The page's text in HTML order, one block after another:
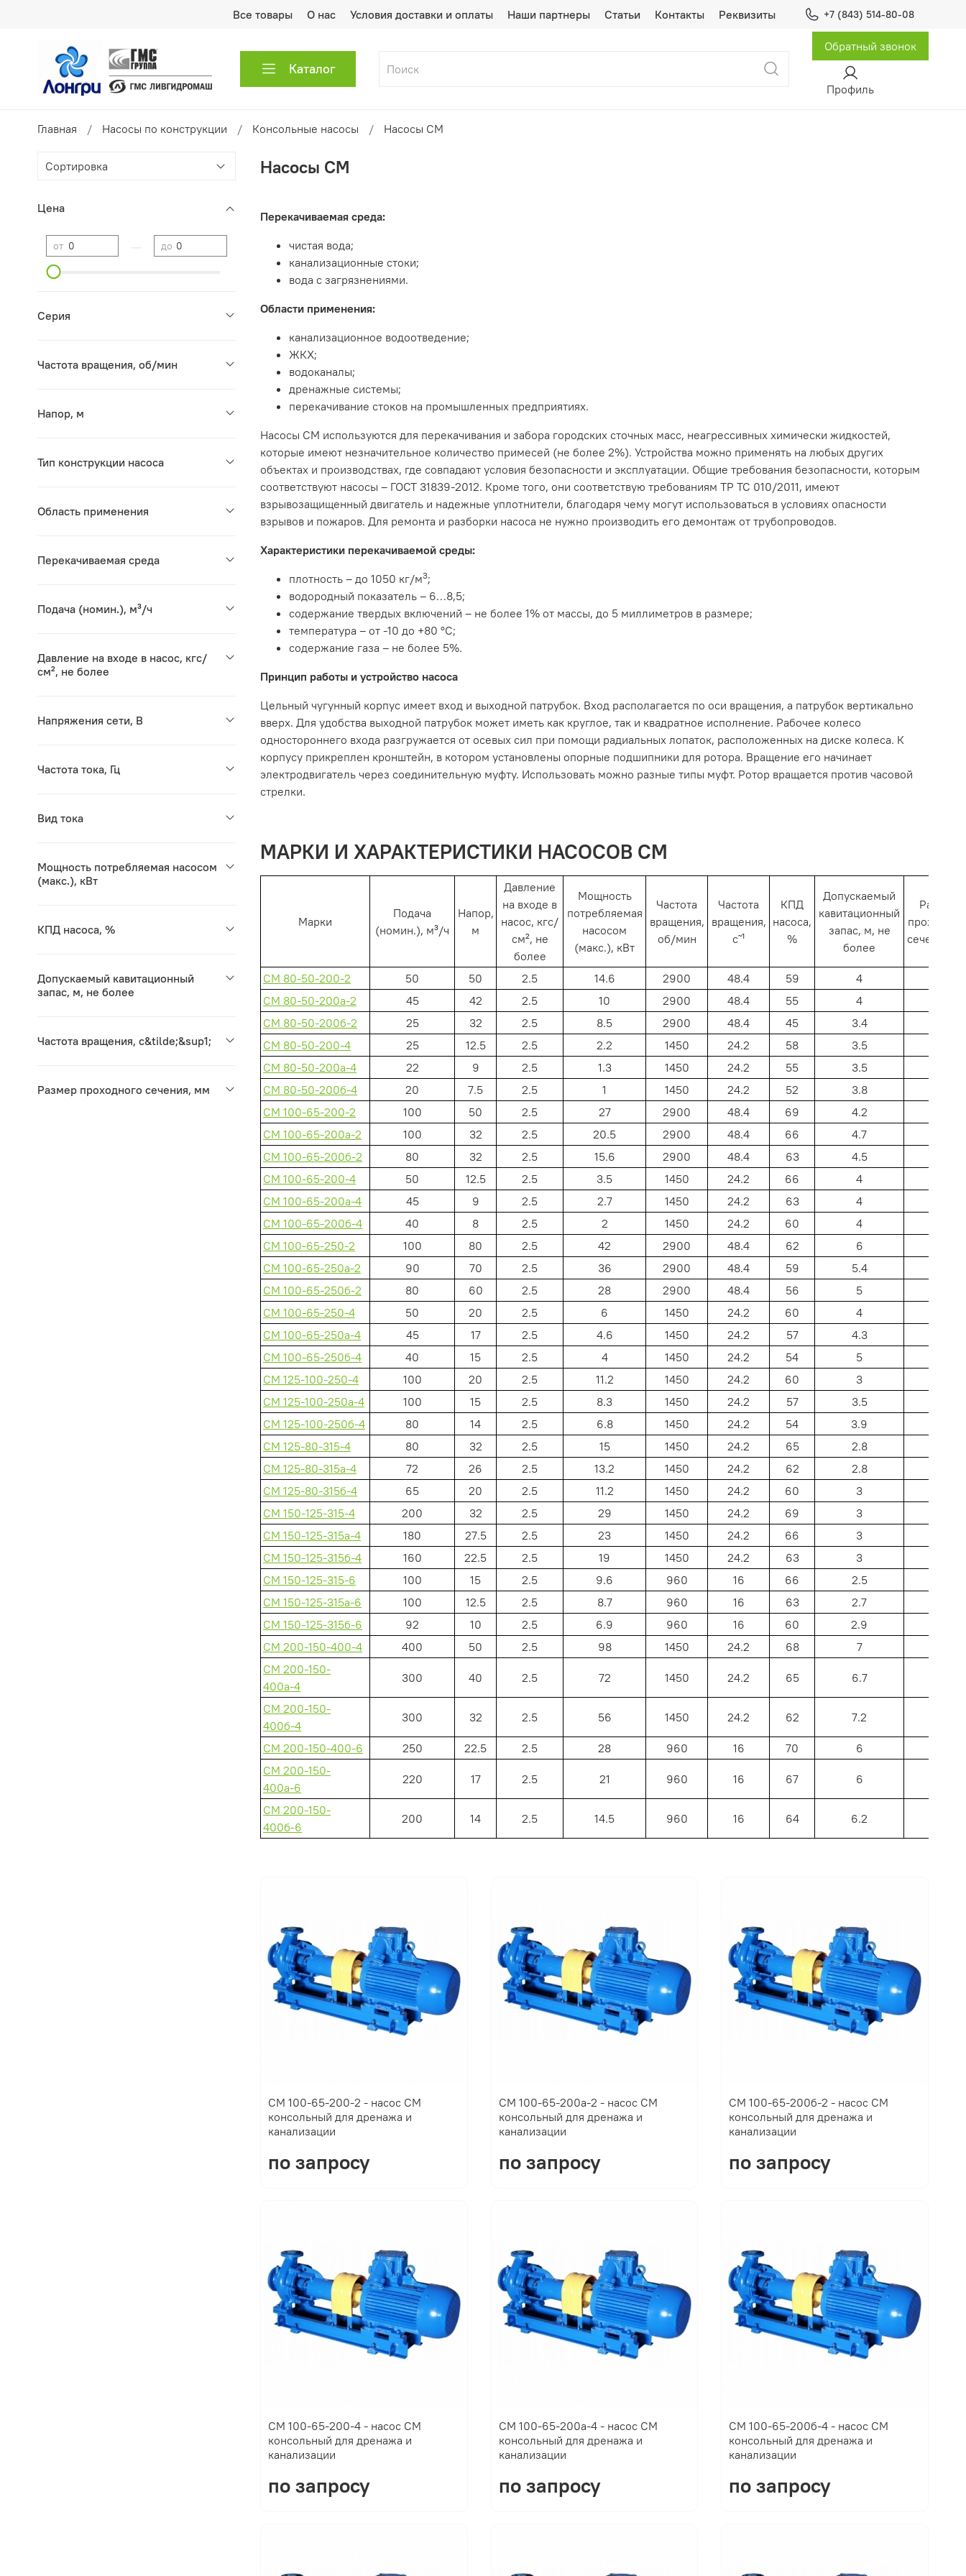
Все товары О нас Условия доставки и оплаты Наши партнеры Статьи Контакты Реквизиты +7 (843) 514-80-08
Каталог
Обратный звонок
Профиль
Главная Насосы по конструкции Консольные насосы Насосы СМ
Насосы СМ
Перекачиваемая среда:
чистая вода;
канализационные стоки;
вода с загрязнениями.
Области применения:
канализационное водоотведение;
ЖКХ;
водоканалы;
дренажные системы;
перекачивание стоков на промышленных предприятиях.
Насосы СМ используются для перекачивания и забора городских сточных масс, неагрессивных химически жидкостей,
которые имеют незначительное количество примесей (не более 2%). Устройства можно применять на любых других
объектах и производствах, где совпадают условия безопасности и эксплуатации. Общие требования безопасности, которым
соответствуют насосы – ГОСТ 31839-2012. Кроме того, они соответствую требованиям ТР ТС 010/2011, имеют
взрывозащищенный двигатель и надежные уплотнители, благодаря чему могут использоваться в условиях опасности
взрывов и пожаров. Для ремонта и разборки насоса не нужно производить его демонтаж от трубопроводов.
Характеристики перекачиваемой среды:
плотность – до 1050 кг/м3;
водородный показатель – 6…8,5;
содержание твердых включений – не более 1% от массы, до 5 миллиметров в размере;
температура – от -10 до +80 °С;
содержание газа – не более 5%.
Принцип работы и устройство насоса
Цельный чугунный корпус имеет вход и выходной патрубок. Вход располагается по оси вращения, а патрубок вертикально
вверх. Для удобства выходной патрубок может иметь как круглое, так и квадратное исполнение. Рабочее колесо
одностороннего входа разгружается от осевых сил при помощи радиальных лопаток, расположенных на диске колеса. К
корпусу прикреплен кронштейн, в котором установлены опорные подшипники для ротора. Вращение его начинает
электродвигатель через соединительную муфту. Использовать можно разные типы муфт. Ротор вращается против часовой
стрелки.
МАРКИ И ХАРАКТЕРИСТИКИ НАСОСОВ СМ
Марки
Подача
(номин.), м³/ч
Напор,
м
Давление
на входе в
насос, кгс/
см², не
более
Мощность
потребляемая
насосом
(макс.), кВт
Частота
вращения,
об/мин
Частота
вращения,
c˜¹
КПД
насоса,
%
Допускаемый
кавитационный
запас, м, не
более
Размер
сечения,
СМ 80-50-200-2 50 50 2.5 14.6 2900 48.4 59 4
СМ 80-50-200а-2
45 42 2.5 10 2900 48.4 55 4
СМ 80-50-200б-2
25 32 2.5 8.5 2900 48.4 45 3.4
СМ 80-50-200-4
25 12.5 2.5 2.2 1450 24.2 58 3.5
СМ 80-50-200а-4
22 9 2.5 1.3 1450 24.2 55 3.5
СМ 80-50-200б-4
20 7.5 2.5 1 1450 24.2 52 3.8
СМ 100-65-200-2
100 50 2.5 27 2900 48.4 69 4.2
СМ 100-65-200а-2
100 32 2.5 20.5 2900 48.4 66 4.7
СМ 100-65-200б-2
80 32 2.5 15.6 2900 48.4 63 4.5
СМ 100-65-200-4
50 12.5 2.5 3.5 1450 24.2 66 4
СМ 100-65-200а-4
45 9 2.5 2.7 1450 24.2 63 4
СМ 100-65-200б-4
40 8 2.5 2 1450 24.2 60 4
СМ 100-65-250-2
100 80 2.5 42 2900 48.4 62 6
СМ 100-65-250а-2
90 70 2.5 36 2900 48.4 59 5.4
СМ 100-65-250б-2
80 60 2.5 28 2900 48.4 56 5
СМ 100-65-250-4
50 20 2.5 6 1450 24.2 60 4
СМ 100-65-250а-4
45 17 2.5 4.6 1450 24.2 57 4.3
СМ 100-65-250б-4
40 15 2.5 4 1450 24.2 54 5
СМ 125-100-250-4
100 20 2.5 11.2 1450 24.2 60 3
СМ 125-100-250а-4
100 15 2.5 8.3 1450 24.2 57 3.5
СМ 125-100-250б-4
80 14 2.5 6.8 1450 24.2 54 3.9
СМ 125-80-315-4
80 32 2.5 15 1450 24.2 65 2.8
СМ 125-80-315а-4
72 26 2.5 13.2 1450 24.2 62 2.8
СМ 125-80-315б-4
65 20 2.5 11.2 1450 24.2 60 3
СМ 150-125-315-4
200 32 2.5 29 1450 24.2 69 3
СМ 150-125-315а-4
180 27.5 2.5 23 1450 24.2 66 3
СМ 150-125-315б-4
160 22.5 2.5 19 1450 24.2 63 3
СМ 150-125-315-6
100 15 2.5 9.6 960 16 66 2.5
СМ 150-125-315а-6
100 12.5 2.5 8.7 960 16 63 2.7
СМ 150-125-315б-6
92 10 2.5 6.9 960 16 60 2.9
СМ 200-150-400-4
400 50 2.5 98 1450 24.2 68 7
СМ 200-150-
400а-4
300 40 2.5 72 1450 24.2 65 6.7
СМ 200-150-
400б-4
300 32 2.5 56 1450 24.2 62 7.2
СМ 200-150-400-6 250 22.5 2.5 28 960 16 70 6
СМ 200-150-
400а-6
220 17 2.5 21 960 16 67 6
СМ 200-150-
400б-6
200 14 2.5 14.5 960 16 64 6.2
СМ 100-65-200-2 - насос СМ
консольный для дренажа и
канализации
по запросу
СМ 100-65-200а-2 - насос СМ
консольный для дренажа и
канализации
по запросу
СМ 100-65-200б-2 - насос СМ
консольный для дренажа и
канализации
по запросу
СМ 100-65-200-4 - насос СМ
консольный для дренажа и
канализации
по запросу
СМ 100-65-200а-4 - насос СМ
консольный для дренажа и
канализации
по запросу
СМ 100-65-200б-4 - насос СМ
консольный для дренажа и
канализации
по запросу
Цена
от до
Серия
Частота вращения, об/мин
Напор, м
Тип конструкции насоса
Область применения
Перекачиваемая среда
Подача (номин.), м³/ч
Давление на входе в насос, кгс/
см², не более
Напряжения сети, В
Частота тока, Гц
Вид тока
Мощность потребляемая насосом
(макс.), кВт
КПД насоса, %
Допускаемый кавитационный
запас, м, не более
Частота вращения, c&tilde;&sup1;
Размер проходного сечения, мм